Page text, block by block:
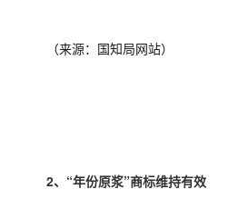
（来源：国知局网站）
2、 “年份原浆”商标维持有效